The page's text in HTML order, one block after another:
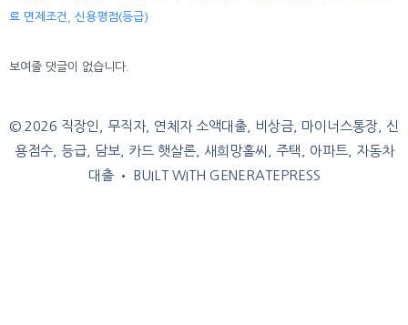
료 면제조건, 신용평점(등급)
보여줄 댓글이 없습니다.
© 2026 직장인, 무직자, 연체자 소액대출, 비상금, 마이너스통장, 신
용점수, 등급, 담보, 카드 햇살론, 새희망홀씨, 주택, 아파트, 자동차
대출• BUILT WITH GENERATEPRESS